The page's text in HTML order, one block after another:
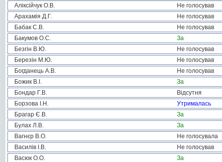
Аліксійчук О.В.
Не голосував
Арахамія Д.Г.
Не голосував
Бабак С.В.
Не голосував
Бакумов О.С.
За
Безгін В.Ю.
Не голосував
Березін М.Ю.
Не голосував
Богданець А.В.
Не голосував
Божик В.І.
За
Бондар Г.В.
Відсутня
Борзова І.Н.
Утрималась
Брагар Є.В.
За
Булах Л.В.
За
Вагнєр В.О.
Не голосувала
Василів І.В.
Не голосував
Васюк О.О.
За